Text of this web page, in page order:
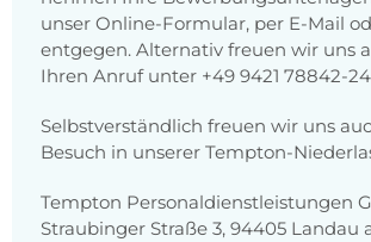
unser Online-Formular, per E-Mail
entgegen. Alternativ freuen wir uns
Ihren Anruf unter +49 9421 78842-
Selbstverständlich freuen wir uns
Besuch in unserer Tempton-
Tempton Personaldienstleistungen
Straubinger Straße 3, 94405 Landau